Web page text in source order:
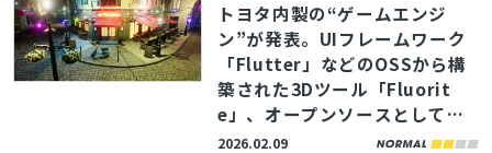
トヨタ内製の“ゲームエンジ
ン”が発表。UIフレームワーク
「Flutter」などのOSSから構
築された3Dツール「Fluorit
e」、オープンソースとして提
供予定
2026.02.09